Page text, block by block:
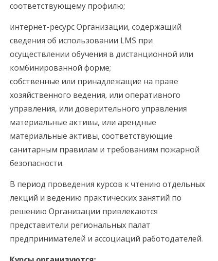
соответствующему профилю;
интернет-ресурс Организации, содержащий
сведения об использовании LMS при
осуществлении обучения в дистанционной или
комбинированной форме;
собственные или принадлежащие на праве
хозяйственного ведения, или оперативного
управления, или доверительного управления
материальные активы, или арендные
материальные активы, соответствующие
санитарным правилам и требованиям пожарной
безопасности.
В период проведения курсов к чтению отдельных
лекций и ведению практических занятий по
решению Организации привлекаются
представители региональных палат
предпринимателей и ассоциаций работодателей.